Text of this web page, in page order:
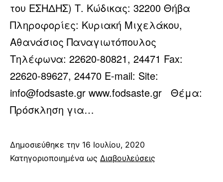
του ΕΣΗΔΗΣ) Τ. Κώδικας: 32200 Θήβα
Πληροφορίες: Κυριακή Μιχελάκου,
Αθανάσιος Παναγιωτόπουλος
Τηλέφωνα: 22620-80821, 24471 Fax:
22620-89627, 24470 E-mail: Site:
info@fodsaste.gr www.fodsaste.gr Θέμα:
Πρόσκληση για…
Δημοσιεύθηκε την 16 Ιουλίου, 2020
Κατηγοριοποιημένα ως Διαβουλεύσεις